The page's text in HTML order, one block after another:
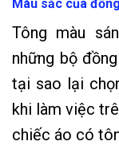
Màu sắc của
Tông màu
những bộ
tại sao lại
khi làm việc
chiếc áo có